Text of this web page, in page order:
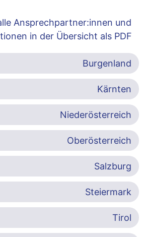
Ansprechpartner:innen und
in der Übersicht als PDF:
Burgenland
Kärnten
Niederösterreich
Oberösterreich
Salzburg
Steiermark
Tirol